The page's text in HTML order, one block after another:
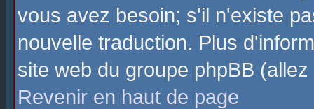
vous avez besoin; s'il n'existe
nouvelle traduction. Plus
site web du groupe phpBB
Revenir en haut de page